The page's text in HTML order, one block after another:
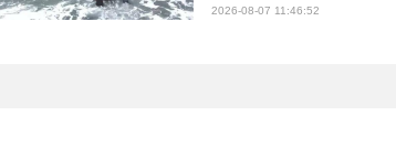
2026-08-07 11:46:52